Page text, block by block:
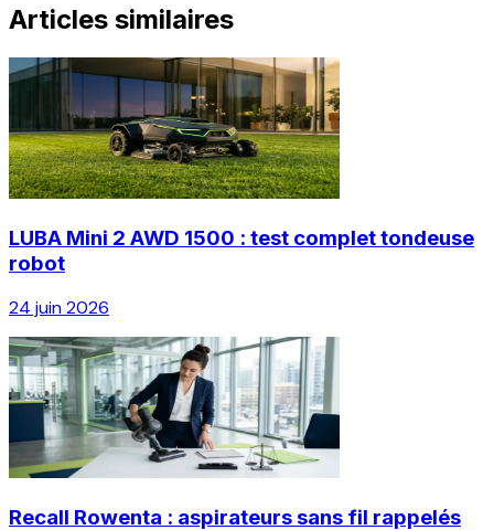
Articles similaires
LUBA Mini 2 AWD 1500 : test complet tondeuse
robot
24 juin 2026
Recall Rowenta : aspirateurs sans fil rappelés